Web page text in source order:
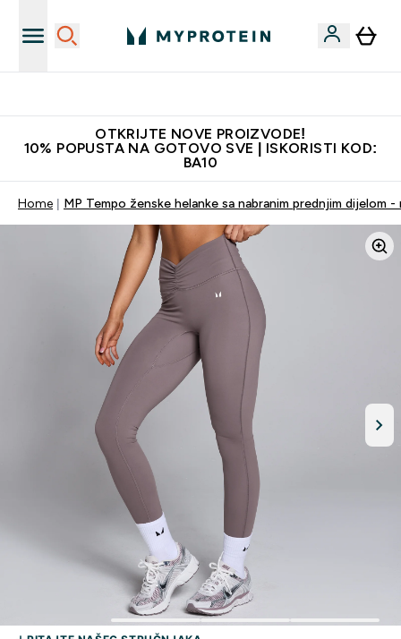
OTKRIJTE NOVE PROIZVODE!
10% POPUSTA NA GOTOVO SVE | ISKORISTI KOD:
BA10
Home MP Tempo ženske helanke sa nabranim prednjim dijelom -